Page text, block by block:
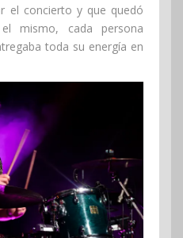
el concierto y que quedó
mismo, cada persona
toda su energía en